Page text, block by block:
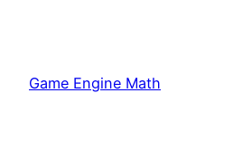
Game Engine Math